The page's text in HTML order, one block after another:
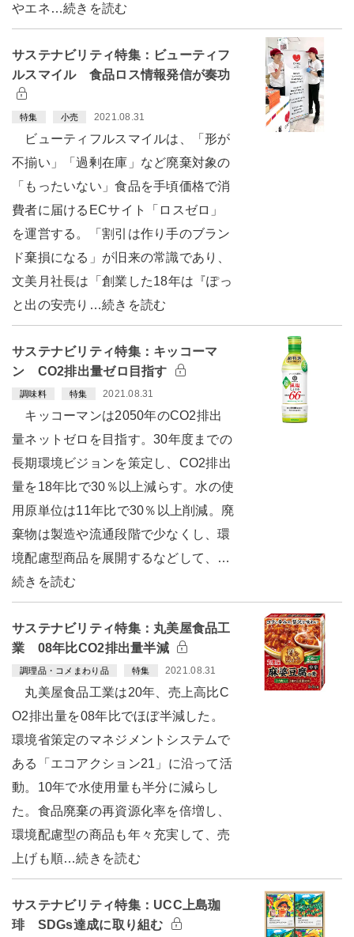
やエネ…続きを読む
サステナビリティ特集：ビューティフ
ルスマイル 食品ロス情報発信が奏功
特集 小売 2021.08.31
ビューティフルスマイルは、「形が
不揃い」「過剰在庫」など廃棄対象の
「もったいない」食品を手頃価格で消
費者に届けるECサイト「ロスゼロ」
を運営する。「割引は作り手のブラン
ド棄損になる」が旧来の常識であり、
文美月社長は「創業した18年は『ぽっ
と出の安売り…続きを読む
サステナビリティ特集：キッコーマ
ン CO2排出量ゼロ目指す
調味料 特集 2021.08.31
キッコーマンは2050年のCO2排出
量ネットゼロを目指す。30年度までの
長期環境ビジョンを策定し、CO2排出
量を18年比で30％以上減らす。水の使
用原単位は11年比で30％以上削減。廃
棄物は製造や流通段階で少なくし、環
境配慮型商品を展開するなどして、…
続きを読む
サステナビリティ特集：丸美屋食品工
業 08年比CO2排出量半減
調理品・コメまわり品 特集 2021.08.31
丸美屋食品工業は20年、売上高比C
O2排出量を08年比でほぼ半減した。
環境省策定のマネジメントシステムで
ある「エコアクション21」に沿って活
動。10年で水使用量も半分に減らし
た。食品廃棄の再資源化率を倍増し、
環境配慮型の商品も年々充実して、売
上げも順…続きを読む
サステナビリティ特集：UCC上島珈
琲 SDGs達成に取り組む